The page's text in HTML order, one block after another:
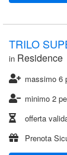
TRILO
in Residence
massimo 6
minimo 2
offerta
Prenota